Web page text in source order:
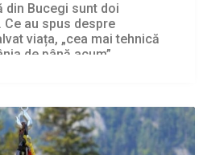
din Bucegi sunt doi
au spus despre
viața, „cea mai tehnică
de până acum”